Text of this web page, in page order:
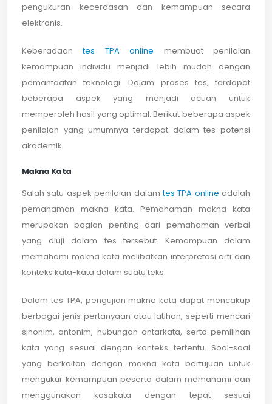
pengukuran kecerdasan dan kemampuan secara
elektronis.
Keberadaantes TPA online membuat penilaian
kemampuan individu menjadi lebih mudah dengan
pemanfaatan teknologi. Dalam proses tes, terdapat
beberapa aspek yang menjadi acuan untuk
memperoleh hasil yang optimal. Berikut beberapa aspek
penilaian yang umumnya terdapat dalam tes potensi
akademik:
Makna Kata
Salah satu aspek penilaian dalamtes TPA online adalah
pemahaman makna kata. Pemahaman makna kata
merupakan bagian penting dari pemahaman verbal
yang diuji dalam tes tersebut. Kemampuan dalam
memahami makna kata melibatkan interpretasi arti dan
konteks kata-kata dalam suatu teks.
Dalam tes TPA, pengujian makna kata dapat mencakup
berbagai jenis pertanyaan atau latihan, seperti mencari
sinonim, antonim, hubungan antarkata, serta pemilihan
kata yang sesuai dengan konteks tertentu. Soal-soal
yang berkaitan dengan makna kata bertujuan untuk
mengukur kemampuan peserta dalam memahami dan
menggunakan kosakata dengan tepat sesuai